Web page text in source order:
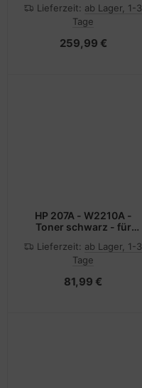
MS621dn MS622de
Lieferzeit: ab Lager, 1-3
Tage
259,99 €
HP 207A - W2210A -
Toner schwarz - für
M255dw, M255nw, MFP
M282nw, MFP M283fdn,
Lieferzeit: ab Lager, 1-3
Tage
81,99 €